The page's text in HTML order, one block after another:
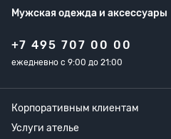
Мужская одежда и аксессуары
+7 495 707 00 00
ежедневно с 9:00 до 21:00
Корпоративным клиентам
Услуги ателье